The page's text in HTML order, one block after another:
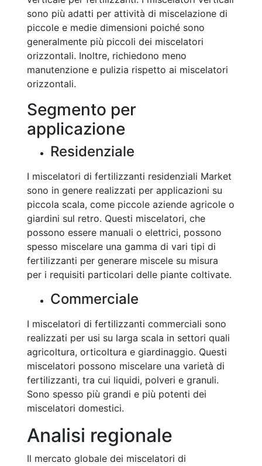
sono più adatti per attività di miscelazione di
piccole e medie dimensioni poiché sono
generalmente più piccoli dei miscelatori
orizzontali. Inoltre, richiedono meno
manutenzione e pulizia rispetto ai miscelatori
orizzontali.
Segmento per
applicazione
Residenziale
I miscelatori di fertilizzanti residenziali Market
sono in genere realizzati per applicazioni su
piccola scala, come piccole aziende agricole o
giardini sul retro. Questi miscelatori, che
possono essere manuali o elettrici, possono
spesso miscelare una gamma di vari tipi di
fertilizzanti per generare miscele su misura
per i requisiti particolari delle piante coltivate.
Commerciale
I miscelatori di fertilizzanti commerciali sono
realizzati per usi su larga scala in settori quali
agricoltura, orticoltura e giardinaggio. Questi
miscelatori possono miscelare una varietà di
fertilizzanti, tra cui liquidi, polveri e granuli.
Sono spesso più grandi e più potenti dei
miscelatori domestici.
Analisi regionale
Il mercato globale dei miscelatori di